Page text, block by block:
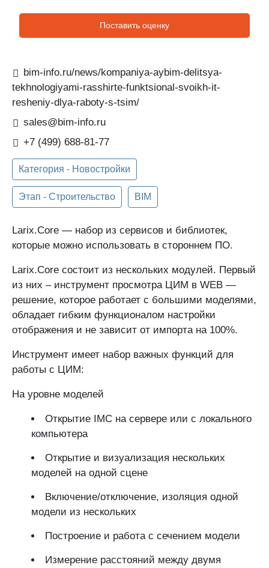
Поставить оценку
bim-info.ru/news/kompaniya-aybim-delitsya-
tekhnologiyami-rasshirte-funktsional-svoikh-it-
resheniy-dlya-raboty-s-tsim/
sales@bim-info.ru
+7 (499) 688-81-77
Категория - Новостройки
Этап - Строительство BIM
Larix.Core — набор из сервисов и библиотек,
которые можно использовать в стороннем ПО.
Larix.Core состоит из нескольких модулей. Первый
из них – инструмент просмотра ЦИМ в WEB —
решение, которое работает с большими моделями,
обладает гибким функционалом настройки
отображения и не зависит от импорта на 100%.
Инструмент имеет набор важных функций для
работы с ЦИМ:
На уровне моделей
Открытие IMC на сервере или с локального
компьютера
Открытие и визуализация нескольких
моделей на одной сцене
Включение/отключение, изоляция одной
модели из нескольких
Построение и работа с сечением модели
Измерение расстояний между двумя